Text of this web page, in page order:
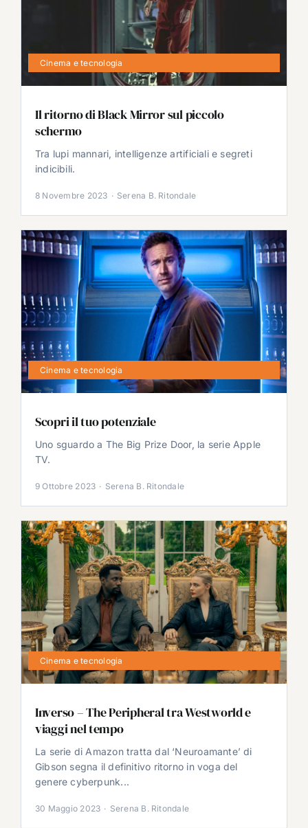
Cinema e tecnologia
Il ritorno di Black Mirror sul piccolo
schermo
Tra lupi mannari, intelligenze artificiali e segreti
indicibili.
8 Novembre 2023 · Serena B. Ritondale
Cinema e tecnologia
Scopri il tuo potenziale
Uno sguardo a The Big Prize Door, la serie Apple
TV.
9 Ottobre 2023 · Serena B. Ritondale
Cinema e tecnologia
Inverso – The Peripheral tra Westworld e
viaggi nel tempo
La serie di Amazon tratta dal ‘Neuroamante’ di
Gibson segna il definitivo ritorno in voga del
genere cyberpunk...
30 Maggio 2023 · Serena B. Ritondale